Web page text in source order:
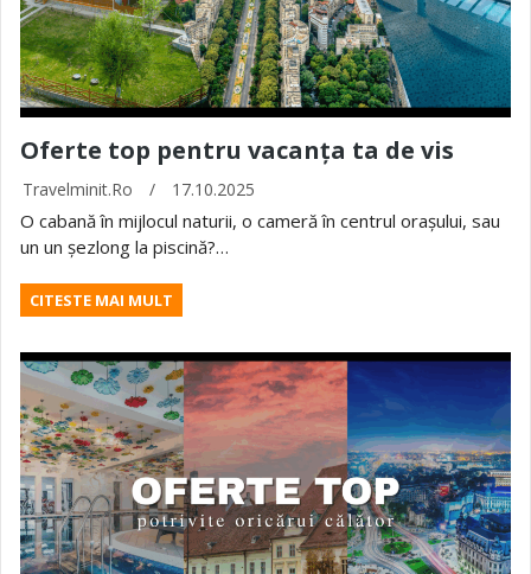
Oferte top pentru vacanța ta de vis
Travelminit.ro / 17.10.2025
O cabană în mijlocul naturii, o cameră în centrul orașului, sau
un un șezlong la piscină?…
CITESTE MAI MULT